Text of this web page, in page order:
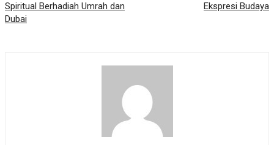
Spiritual Berhadiah Umrah dan
Dubai
Ekspresi Budaya